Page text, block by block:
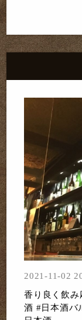
2021-11-02
香り良く飲
酒 #日本酒バ